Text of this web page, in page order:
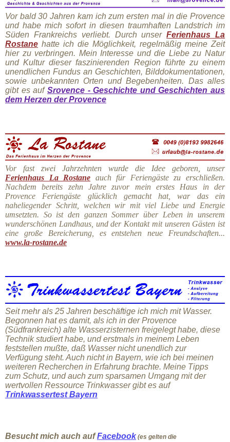
Vor bald 30 Jahren kam ich zum ersten mal in die Provence
und habe mich sofort in diesen traumhaften Landstrich im
Süden Frankreichs verliebt. Durch unserFerienhaus La
Rostane hatte ich die Möglichkeit, regelmäßig meine Zeit
hier zu verbringen. Mein Interesse und die Liebe zu Natur
und Kultur dieser faszinierenden Region führte zu einem
unendlichen Fundus an Geschichten, Bilddokumentationen,
sowie unbekannten Orten und Begebenheiten. Das alles
gibt es auf Srovence - Geschichte und Geschichten aus
dem Herzen der Provence
Vor fast zwei Jahrzehnten wurde die Idee geboren, unser
Ferienhaus La Rostane auch für Feriengäste zu erschließen.
Nachdem bereits zehn Jahre zuvor mein erstes Haus in der
Provence Feriengäste glücklich gemacht hat, war das ein
naheliegender Schritt, welchen wir mit viel Liebe und Energie
umsetzten. So ist den ganzen Sommer über Leben in unserem
wunderschönen Landhaus, und der Kontakt mit unseren Gästen ist
eine große Bereicherung, es entstehen neue Freundschaften...
www.la-rostane.de
Seit mehr als 25 Jahren beschäftige ich mich mit Wasser.
Begonnen hat es damit, als ich in der Provence
(Südfrankreich) alte Wasserzisternen freigelegt habe, diese
Technik studiert habe, und erstmals in meinem Leben
feststellen mußte, daß Wasser nicht unendlich zur
Verfügung steht. Auch nicht in Bayern, wie ich bei meinen
weiteren Recherchen in Erfahrung brachte. Meine Tipps
zum Schutz, und auch zum sparsamen Umgang mit der
wertvollen Ressource Trinkwasser gibt es auf
Trinkwassertest Bayern
Besucht mich auch auf Facebook (es gelten die